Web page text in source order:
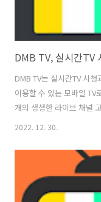
DMB TV, 실시간TV
DMB TV는 실시간TV 시
이용할 수 있는 모바일 TV
개의 생생한 라이브 채널
간 온에어로 보실 수 있으
장점을 갖고 있습니다.
일폰 에서도 언제 어디서
서버에 영상을 저장하지
하지 않는 완전 무료 티비
2022. 12. 30.